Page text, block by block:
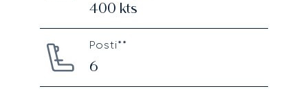
400 kts
Posti**
6